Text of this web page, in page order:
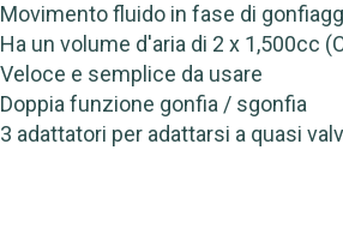
Movimento fluido in fase di
Ha un volume d'aria di 2 x 1,500cc
Veloce e semplice da usare
Doppia funzione gonfia / sgonfia
3 adattatori per adattarsi a quasi